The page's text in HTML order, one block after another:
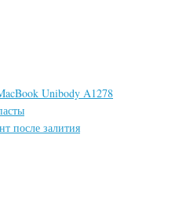
Unibody A1278
после залития